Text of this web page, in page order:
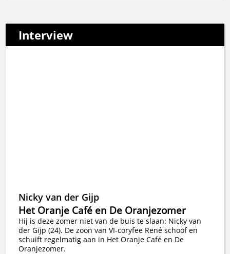
Interview
Nicky van der Gijp
Het Oranje Café en De Oranjezomer
Hij is deze zomer niet van de buis te slaan: Nicky van
der Gijp (24). De zoon van VI-coryfee René schoof en
schuift regelmatig aan in Het Oranje Café en De
Oranjezomer.